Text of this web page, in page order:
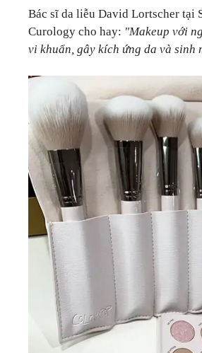
Bác sĩ da liễu David Lortscher tại
Curology cho hay: "Makeup với
vi khuẩn, gây kích ứng da và sinh